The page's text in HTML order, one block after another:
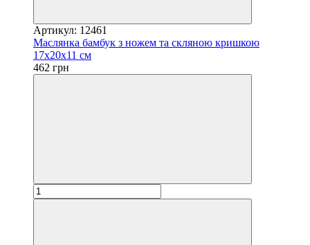
Артикул: 12461
Маслянка бамбук з ножем та скляною кришкою
17х20х11 см
462 грн